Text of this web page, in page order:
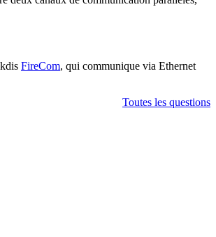
FireCom, qui communique via Ethernet
Toutes les questions